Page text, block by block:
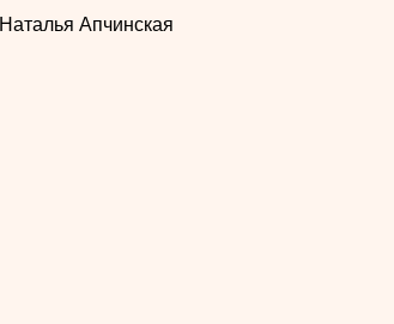
Наталья Апчинская